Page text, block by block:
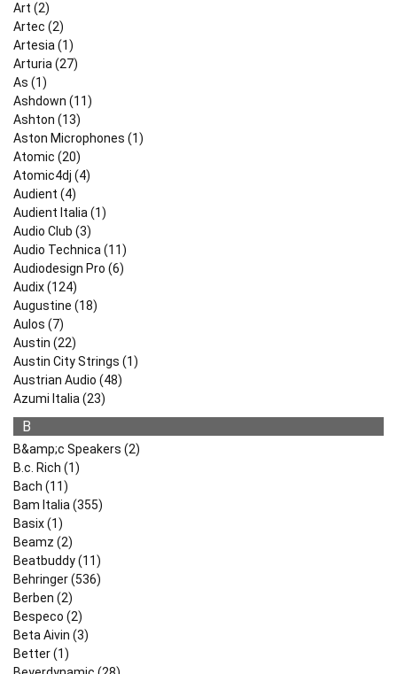
Art (2)
Artec (2)
Artesia (1)
Arturia (27)
As (1)
Ashdown (11)
Ashton (13)
Aston Microphones (1)
Atomic (20)
Atomic4dj (4)
Audient (4)
Audient Italia (1)
Audio Club (3)
Audio Technica (11)
Audiodesign Pro (6)
Audix (124)
Augustine (18)
Aulos (7)
Austin (22)
Austin City Strings (1)
Austrian Audio (48)
Azumi Italia (23)
B
B&amp;c Speakers (2)
B.c. Rich (1)
Bach (11)
Bam Italia (355)
Basix (1)
Beamz (2)
Beatbuddy (11)
Behringer (536)
Berben (2)
Bespeco (2)
Beta Aivin (3)
Better (1)